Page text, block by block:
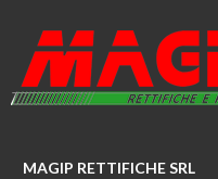
MAGIP RETTIFICHE SRL